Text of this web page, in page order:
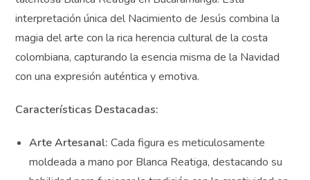
la talentosa Blanca Reatiga en Bucaramanga. Esta
interpretación única del Nacimiento de Jesús combina la
magia del arte con la rica herencia cultural de la costa
colombiana, capturando la esencia misma de la Navidad
con una expresión auténtica y emotiva.
Cada figura es meticulosamente
moldeada a mano por Blanca Reatiga, destacando su